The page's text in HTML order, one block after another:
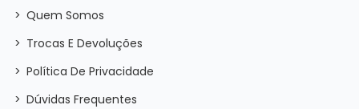
> Quem Somos
> Trocas E Devoluções
> Política De Privacidade
> Dúvidas Frequentes